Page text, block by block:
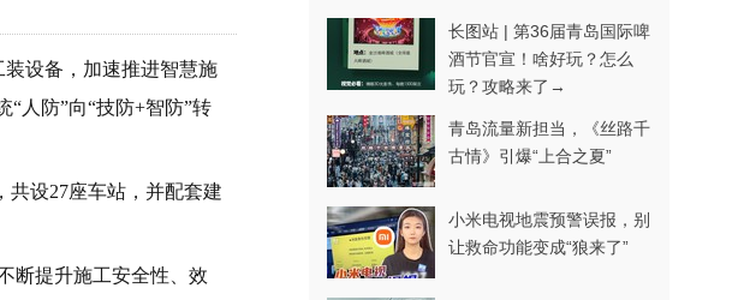
设备，加速推进智慧施
人防”向“技防+智防”转
共设27座车站，并配套建
断提升施工安全性、效
长图站 | 第36届青岛国际啤
酒节官宣！啥好玩？怎么
玩？攻略来了→
青岛流量新担当，《丝路千
古情》引爆“上合之夏”
小米电视地震预警误报，别
让救命功能变成“狼来了”